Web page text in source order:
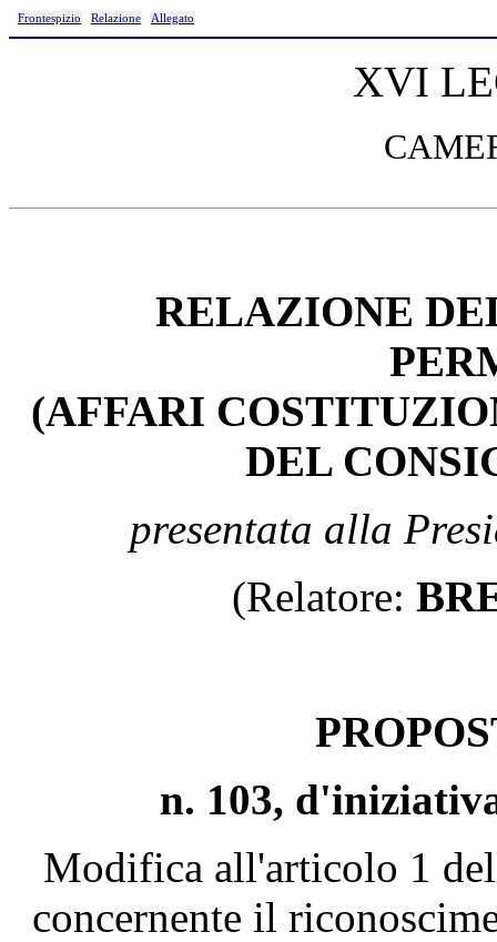
Frontespizio Relazione Allegato
XVI
RELAZIONE
(AFFARI
DEL
presentata alla
(Relatore:
n. 103,
Modifica all'articolo 1
concernente il